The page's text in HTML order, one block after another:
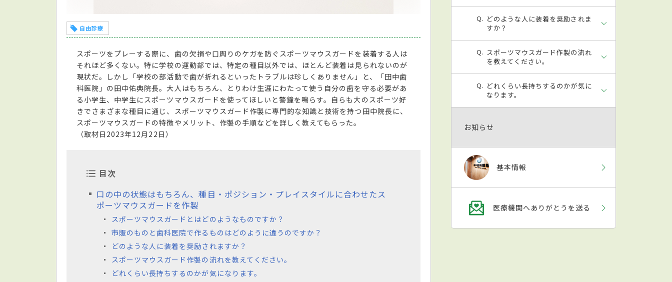
自由診療
スポーツをプレーする際に、歯の欠損や口周りのケガを防ぐスポーツマウスガードを装着する人は
それほど多くない。特に学校の運動部では、特定の種目以外では、ほとんど装着は見られないのが
現状だ。しかし「学校の部活動で歯が折れるといったトラブルは珍しくありません」と、「田中歯
科医院」の田中佑典院長。大人はもちろん、とりわけ生涯にわたって使う自分の歯を守る必要があ
る小学生、中学生にスポーツマウスガードを使ってほしいと警鐘を鳴らす。自らも大のスポーツ好
きでさまざまな種目に通じ、スポーツマウスガード作製に専門的な知識と技術を持つ田中院長に、
スポーツマウスガードの特徴やメリット、作製の手順などを詳しく教えてもらった。
（取材日2023年12月22日）
目次
口の中の状態はもちろん、種目・ポジション・プレイスタイルに合わせたス
ポーツマウスガードを作製
スポーツマウスガードとはどのようなものですか？
市販のものと歯科医院で作るものはどのように違うのですか？
どのような人に装着を奨励されますか？
スポーツマウスガード作製の流れを教えてください。
どれくらい長持ちするのかが気になります。
どのような人に装着を奨励されま
すか？
スポーツマウスガード作製の流れ
を教えてください。
どれくらい長持ちするのかが気に
なります。
お知らせ
基本情報
医療機関へありがとうを送る